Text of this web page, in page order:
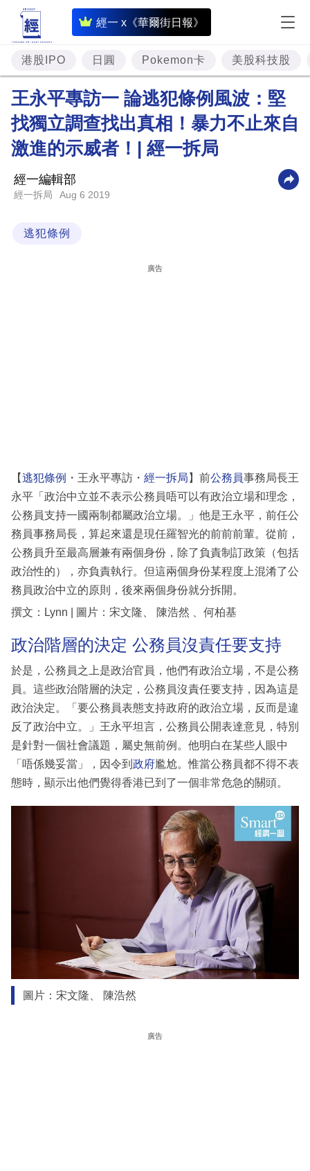
經一 x《華爾街日報》
即
時
財
經
專
題
投
樓
事
專
欄
訂
閱
專
區
港股IPO 日圓 Pokemon卡 美股科技股
王永平專訪一 論逃犯條例風波：堅
找獨立調查找出真相！暴力不止來自
激進的示威者！| 經一拆局
經一編輯部
經一拆局 Aug 6 2019
逃犯條例
廣告
【逃犯條例 ・王永平專訪・ 經一拆局 】前公務員事務局長王
永平「政治中立並不表示公務員唔可以有政治立場和理念，
公務員支持一國兩制都屬政治立場。」他是王永平，前任公
務員事務局長，算起來還是現任羅智光的前前前輩。從前，
公務員升至最高層兼有兩個身份，除了負責制訂政策（包括
政治性的），亦負責執行。但這兩個身份某程度上混淆了公
務員政治中立的原則，後來兩個身份就分拆開。
撰文：Lynn | 圖片：宋文隆、 陳浩然 、何柏基
政治階層的決定 公務員沒責任要支持
於是，公務員之上是政治官員，他們有政治立場，不是公務
員。這些政治階層的決定，公務員沒責任要支持，因為這是
政治決定。「要公務員表態支持政府的政治立場，反而是違
反了政治中立。」王永平坦言，公務員公開表達意見，特別
是針對一個社會議題，屬史無前例。他明白在某些人眼中
「唔係幾妥當」，因令到 政府尷尬。惟當公務員都不得不表
態時，顯示出他們覺得香港已到了一個非常危急的關頭。
圖片：宋文隆、 陳浩然
廣告